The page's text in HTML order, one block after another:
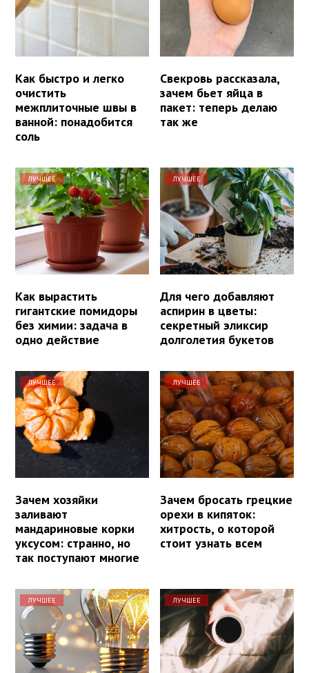
Как быстро и легко
очистить
межплиточные швы в
ванной: понадобится
соль
Свекровь рассказала,
зачем бьет яйца в
пакет: теперь делаю
так же
ЛУЧШЕЕ
Как вырастить
гигантские помидоры
без химии: задача в
одно действие
ЛУЧШЕЕ
Для чего добавляют
аспирин в цветы:
секретный эликсир
долголетия букетов
ЛУЧШЕЕ
Зачем хозяйки
заливают
мандариновые корки
уксусом: странно, но
так поступают многие
ЛУЧШЕЕ
Зачем бросать грецкие
орехи в кипяток:
хитрость, о которой
стоит узнать всем
ЛУЧШЕЕ ЛУЧШЕЕ